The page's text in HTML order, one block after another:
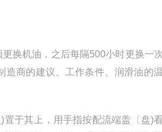
换机油，之后每隔500小时更换一
造商的建议、工作条件、润滑油的
于其上，用手指按配流端盖〔盘)